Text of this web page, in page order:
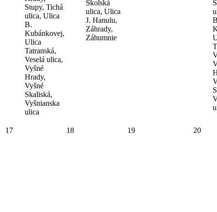
Stupy, Tichá
ulica, Ulica
B.
Kubánkovej,
Ulica
Tatranská,
Veselá ulica,
Vyšné
Hrady,
Vyšné
Skaliská,
Vyšnianska
ulica
Školská
ulica, Ulica
J. Hanulu,
Záhrady,
Záhumnie
17 18 19 20